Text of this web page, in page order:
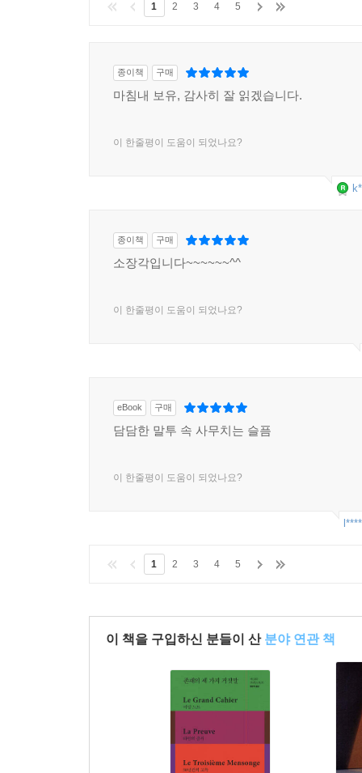
1 2 3 4 5
종이책 구매
마침내 보유, 감사히 잘 읽겠습니다.
이 한줄평이 도움이 되었나요?
종이책 구매
소장각입니다~~~~~~^^
이 한줄평이 도움이 되었나요?
eBook 구매
담담한 말투 속 사무치는 슬픔
이 한줄평이 도움이 되었나요?
1 2 3 4 5
이 책을 구입하신 분들이 산 분야 연관 책